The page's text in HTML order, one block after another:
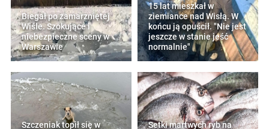
Biegał po zamarzniętej
Wiśle. Szokujące i
niebezpieczne sceny w
Warszawie
15 lat mieszkał w
ziemiance nad Wisłą. W
końcu ją opuścił. "Nie jest
jeszcze w stanie jeść
normalnie"
Szczeniak topił się w
Setki martwych ryb na